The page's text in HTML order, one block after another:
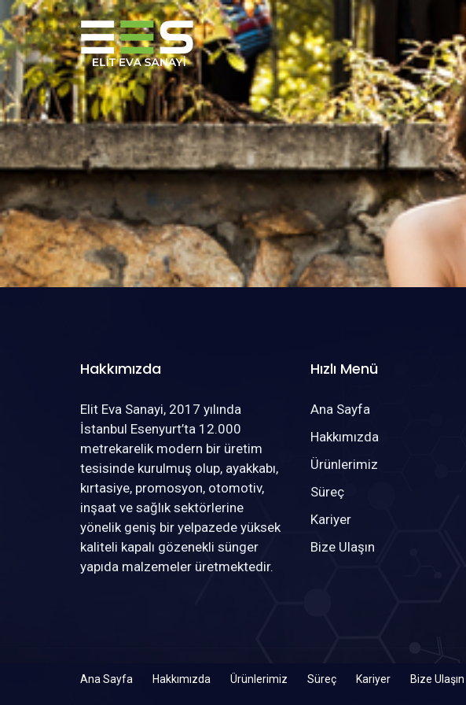
Hakkımızda
Elit Eva Sanayi, 2017 yılında
İstanbul Esenyurt’ta 12.000
metrekarelik modern bir üretim
tesisinde kurulmuş olup, ayakkabı,
kırtasiye, promosyon, otomotiv,
inşaat ve sağlık sektörlerine
yönelik geniş bir yelpazede yüksek
kaliteli kapalı gözenekli sünger
yapıda malzemeler üretmektedir.
Hızlı Menü
Ana Sayfa
Hakkımızda
Ürünlerimiz
Süreç
Kariyer
Bize Ulaşın
Ana Sayfa Hakkımızda Ürünlerimiz Süreç Kariyer Bize Ulaşın